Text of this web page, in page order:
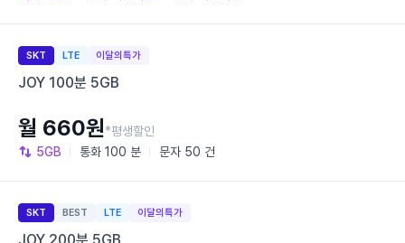
SKT LTE 이달의특가
JOY 100분 5GB
5GB 통화 100 분 문자 50 건
월 660원*평생할인
SKT BEST LTE 이달의특가